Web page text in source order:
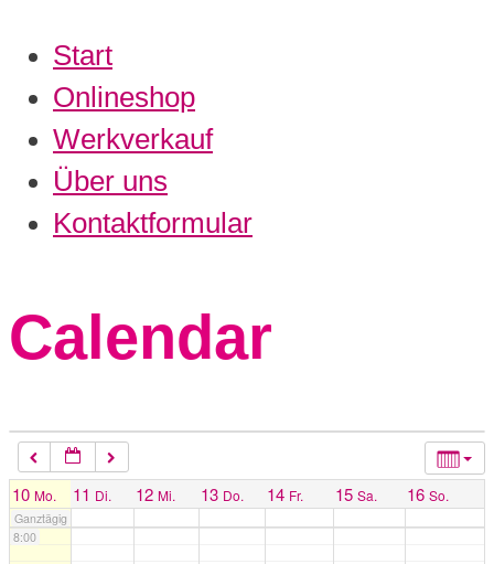
Start
Onlineshop
Werkverkauf
Über uns
Kontaktformular
Calendar
10 Mo. 11 Di. 12 Mi. 13 Do. 14 Fr. 15 Sa. 16 So.
Ganztägig
2:00
5:00
7:00
8:00